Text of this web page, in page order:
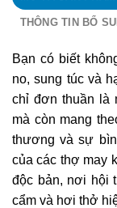
THÔNG TIN BỔ
Bạn có biết
no, sung túc và
chỉ đơn thuần là
mà còn mang
thương và sự
của các thợ may
độc bản, nơi hội
cẩm và hơi thở